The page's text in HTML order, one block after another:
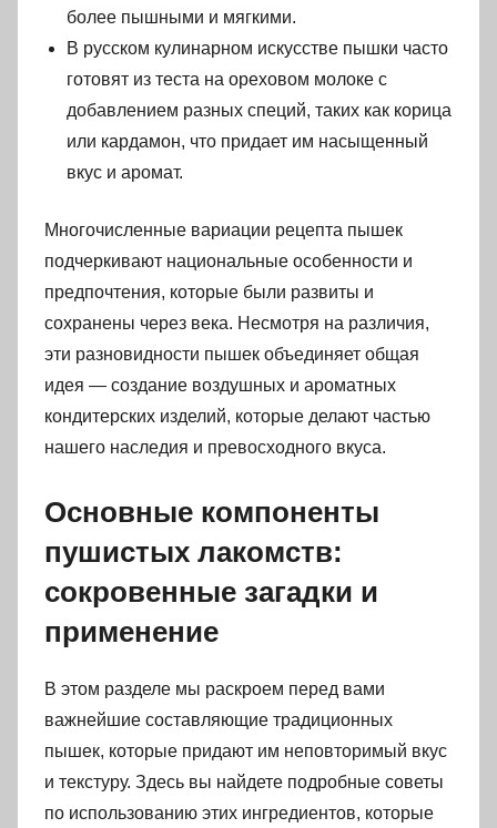
более пышными и мягкими.
В русском кулинарном искусстве пышки часто
готовят из теста на ореховом молоке с
добавлением разных специй, таких как корица
или кардамон, что придает им насыщенный
вкус и аромат.
Многочисленные вариации рецепта пышек
подчеркивают национальные особенности и
предпочтения, которые были развиты и
сохранены через века. Несмотря на различия,
эти разновидности пышек объединяет общая
идея — создание воздушных и ароматных
кондитерских изделий, которые делают частью
нашего наследия и превосходного вкуса.
Основные компоненты
пушистых лакомств:
сокровенные загадки и
применение
В этом разделе мы раскроем перед вами
важнейшие составляющие традиционных
пышек, которые придают им неповторимый вкус
и текстуру. Здесь вы найдете подробные советы
по использованию этих ингредиентов, которые